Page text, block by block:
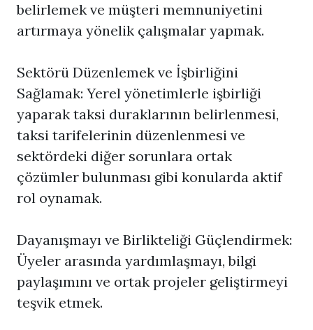
belirlemek ve müşteri memnuniyetini
artırmaya yönelik çalışmalar yapmak.
Sektörü Düzenlemek ve İşbirliğini
Sağlamak: Yerel yönetimlerle işbirliği
yaparak taksi duraklarının belirlenmesi,
taksi tarifelerinin düzenlenmesi ve
sektördeki diğer sorunlara ortak
çözümler bulunması gibi konularda aktif
rol oynamak.
Dayanışmayı ve Birlikteliği Güçlendirmek:
Üyeler arasında yardımlaşmayı, bilgi
paylaşımını ve ortak projeler geliştirmeyi
teşvik etmek.